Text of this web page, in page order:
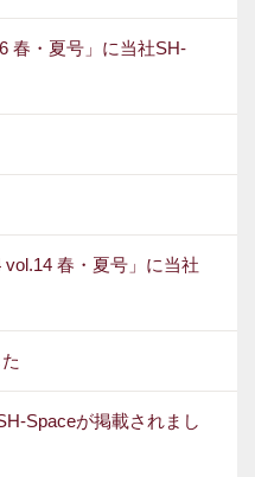
春・夏号」に当社SH-
vol.14 春・夏号」に当社
Spaceが掲載されまし